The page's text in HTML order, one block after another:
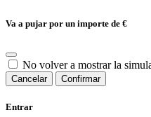
Va a pujar por un importe de €
No volver a mostrar la
Cancelar Confirmar
Entrar